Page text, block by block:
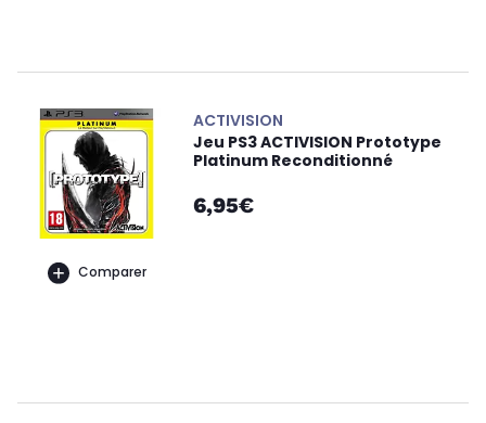
Comparer
ACTIVISION
Jeu PS3 ACTIVISION Prototype
Platinum Reconditionné
6,95€